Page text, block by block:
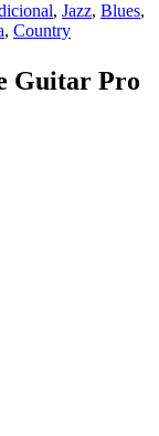
, Jazz, Blues,
, Country
Guitar Pro